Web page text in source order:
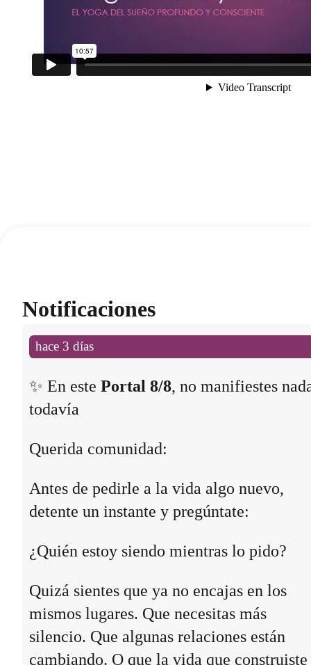
Notificaciones
hace 3 días
✨ En este Portal 8/8, no manifiestes
todavía
Querida comunidad:
Antes de pedirle a la vida algo nuevo,
detente un instante y pregúntate:
¿Quién estoy siendo mientras lo pido?
Quizá sientes que ya no encajas en los
mismos lugares. Que necesitas más
silencio. Que algunas relaciones están
cambiando. O que la vida que construiste